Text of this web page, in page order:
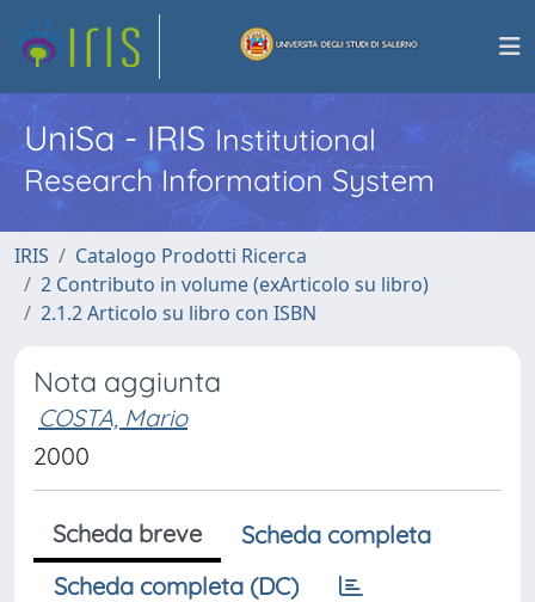
UniSa - IRISInstitutional
Research Information System
IRIS
Catalogo Prodotti Ricerca
2 Contributo in volume (exArticolo su libro)
2.1.2 Articolo su libro con ISBN
Nota aggiunta
COSTA, Mario
2000
Scheda breve
Scheda completa
Scheda completa (DC)